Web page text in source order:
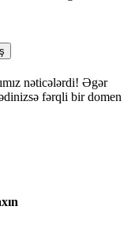
nəticələrdi! Əgər
fərqli bir domen